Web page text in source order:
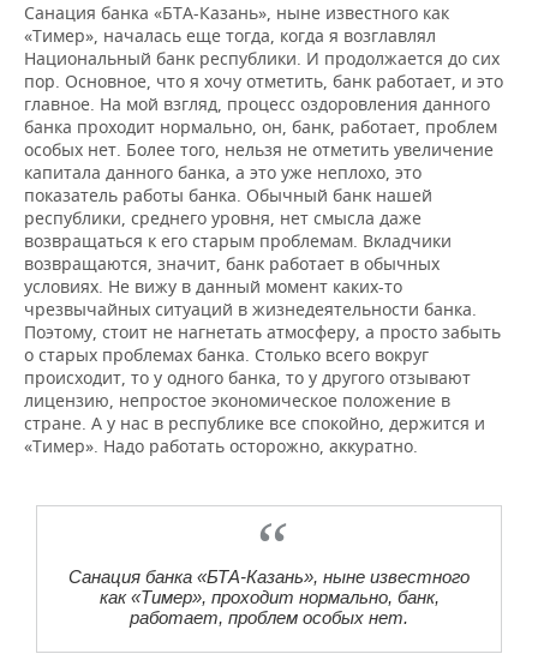
ONLINE-КОНФЕРЕНЦИИ
ОТКРЫТАЯ ЛЕКЦИЯ
ХОККЕЙ
БАСКЕТБОЛ
ВОЛЕЙБОЛ
КИБЕРСПОРТ
ФИГУРНОЕ КАТАНИЕ
ВОДНЫЕ ВИДЫ СПОРТА
ХОККЕЙ С МЯЧОМ
ВЛАСТЬ
ИНФРАСТРУКТУРА
ИСТОРИЯ
КУЛЬТУРА
МЕДИЦИНА
ОБРАЗОВАНИЕ
ПРОИСШЕСТВИЯ
СЮЖЕТЫ
СПРАВОЧНИК
СПИСОК ПЕРСОН
СПИСОК КОМПАНИЙ
ПОЛНАЯ ВЕРСИЯ
Санация банка «БТА-Казань», ныне известного как
«Тимер», началась еще тогда, когда я возглавлял
Национальный банк республики. И продолжается до сих
пор. Основное, что я хочу отметить, банк работает, и это
главное. На мой взгляд, процесс оздоровления данного
банка проходит нормально, он, банк, работает, проблем
особых нет. Более того, нельзя не отметить увеличение
капитала данного банка, а это уже неплохо, это
показатель работы банка. Обычный банк нашей
республики, среднего уровня, нет смысла даже
возвращаться к его старым проблемам. Вкладчики
возвращаются, значит, банк работает в обычных
условиях. Не вижу в данный момент каких-то
чрезвычайных ситуаций в жизнедеятельности банка.
Поэтому, стоит не нагнетать атмосферу, а просто забыть
о старых проблемах банка. Столько всего вокруг
происходит, то у одного банка, то у другого отзывают
лицензию, непростое экономическое положение в
стране. А у нас в республике все спокойно, держится и
«Тимер». Надо работать осторожно, аккуратно.
Санация банка «БТА-Казань», ныне известного
как «Тимер», проходит нормально, банк,
работает, проблем особых нет.